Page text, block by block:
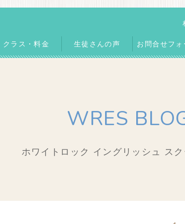
クラス・料金 生徒さんの声 お問合せフォ
WRES
ホワイトロック イングリッシュ ス